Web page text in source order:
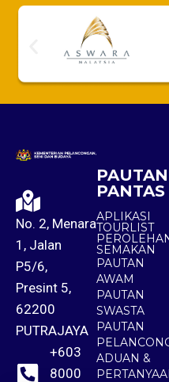
No. 2, Menara
1, Jalan
P5/6,
Presint 5,
62200
PUTRAJAYA
+603
8000
PAUTAN
PANTAS
APLIKASI
TOURLIST
SEMAKAN
PAUTAN
AWAM
PAUTAN
SWASTA
PAUTAN
ADUAN &